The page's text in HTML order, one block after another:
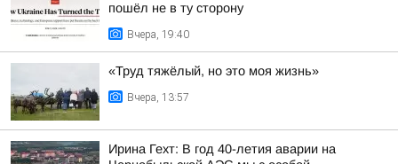
пошёл не в ту сторону
Вчера, 19:40
«Труд тяжёлый, но это моя жизнь»
Вчера, 13:57
Ирина Гехт: В год 40-летия аварии на